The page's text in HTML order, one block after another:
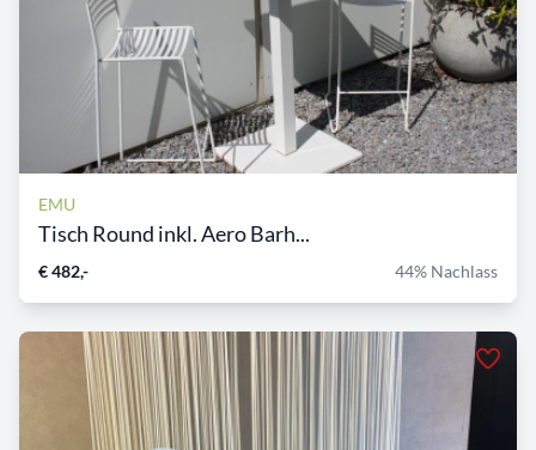
EMU
Tisch Round inkl. Aero Barh...
€ 482,- 44% Nachlass